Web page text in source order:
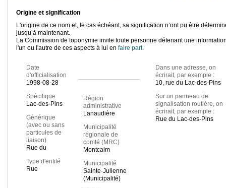
Origine et signification
L'origine de ce nom et, le cas échéant, sa signification n’ont pu être
jusqu’à maintenant.
La Commission de toponymie invite toute personne détenant une
l'un ou l'autre de ces aspects à lui en faire part.
Date
d'officialisation
1998-08-28
Spécifique
Lac-des-Pins
Générique
(avec ou sans
particules de
liaison)
Rue du
Type d'entité
Rue
Région
administrative
Lanaudière
Municipalité
régionale de
comté (MRC)
Montcalm
Municipalité
Sainte-Julienne
(Municipalité)
Dans une adresse, on
écrirait, par exemple :
10, rue du Lac-des-Pins
Sur un panneau de
signalisation routière, on
écrirait, par exemple :
Rue du Lac-des-Pins